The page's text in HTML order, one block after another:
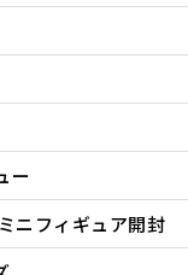
ー
ニフィギュア開封